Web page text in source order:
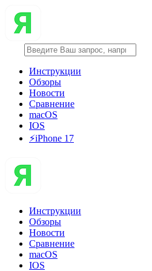
Инструкции
Обзоры
Новости
Сравнение
macOS
IOS
⚡️iPhone 17
Инструкции
Обзоры
Новости
Сравнение
macOS
IOS